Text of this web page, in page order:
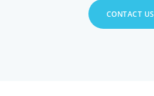
CONTACT US